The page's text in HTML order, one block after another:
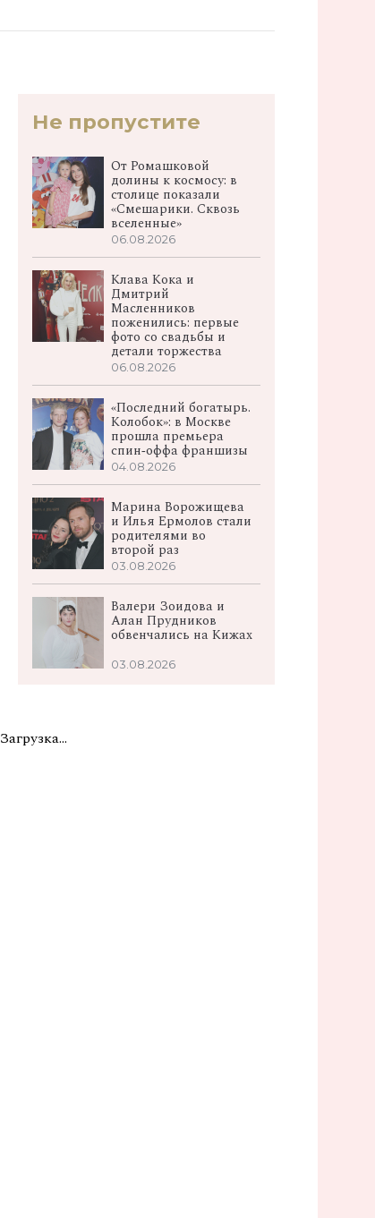
Не пропустите
От Ромашковой
долины к космосу: в
столице показали
«Смешарики. Сквозь
вселенные»
06.08.2026
Клава Кока и
Дмитрий
Масленников
поженились: первые
фото со свадьбы и
детали торжества
06.08.2026
«Последний богатырь.
Колобок»: в Москве
прошла премьера
спин‑оффа франшизы
04.08.2026
Марина Ворожищева
и Илья Ермолов стали
родителями во
второй раз
03.08.2026
Валери Зоидова и
Алан Прудников
обвенчались на Кижах
03.08.2026
Загрузка...